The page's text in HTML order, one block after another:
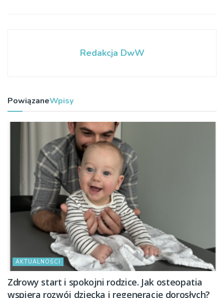
Redakcja DwW
PowiązaneWpisy
AKTUALNOŚCI
Zdrowy start i spokojni rodzice. Jak osteopatia
wspiera rozwój dziecka i regenerację dorosłych?